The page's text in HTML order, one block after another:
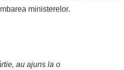
ministerelor.
au ajuns la o